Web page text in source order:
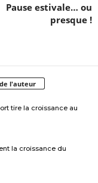
Pause estivale… ou
presque !
l'auteur
tire la croissance au
la croissance du